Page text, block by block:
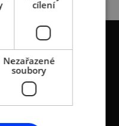
cílení
Nezařazené
soubory